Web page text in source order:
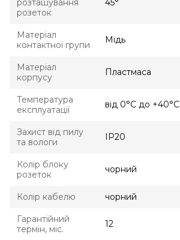
розташування
розеток
45°
Матеріал
контактної групи
Мідь
Матеріал
корпусу
Пластмаса
Температура
експлуатації
від 0°С до +40°С
Захист від пилу
та вологи
IP20
Колір блоку
розеток
чорний
Колір кабелю чорний
Гарантійний
термін, міс.
12